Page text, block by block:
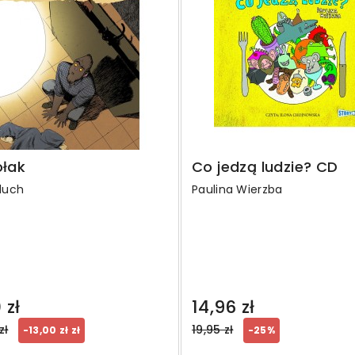
-13,00 zł zł
Co jedzą ludzie? CD
Paulina Wierzba
14,96 zł
Regular
19,95 zł -25%